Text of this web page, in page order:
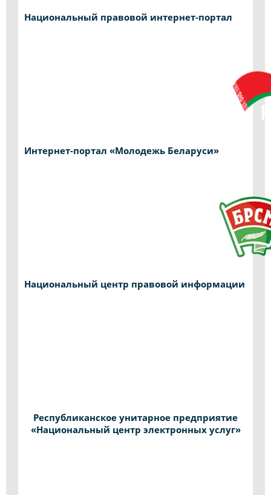
Национальный правовой интернет-портал
Интернет-портал «Молодежь Беларуси»
Национальный центр правовой информации
Республиканское унитарное предприятие
«Национальный центр электронных услуг»